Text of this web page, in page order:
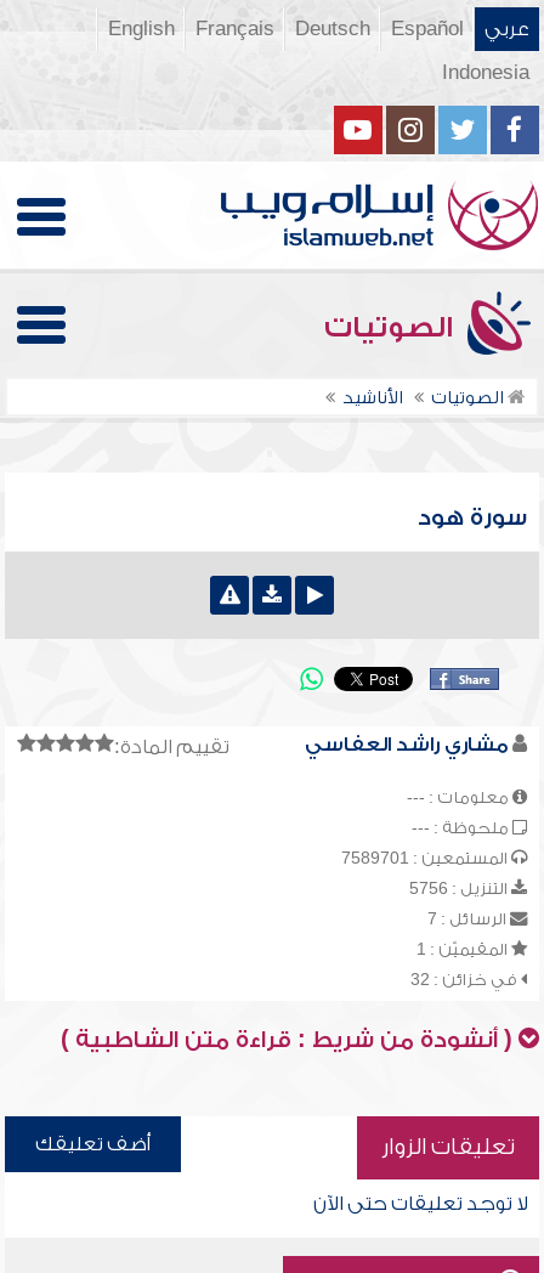
عربي Español
Deutsch
Français
English
Indonesia
الصوتيات
الصوتيات الأناشيد
سورة هود
تقييم المادة: مشاري راشد العفاسي
معلومات : ---
ملحوظة : ---
المستمعين : 7589701
التنزيل : 5756
الرسائل : 7
المقيميّن : 1
في خزائن : 32
( أنشودة من شريط : قراءة متن الشاطبية )
تعليقات الزوار أضف تعليقك
لا توجد تعليقات حتى الآن